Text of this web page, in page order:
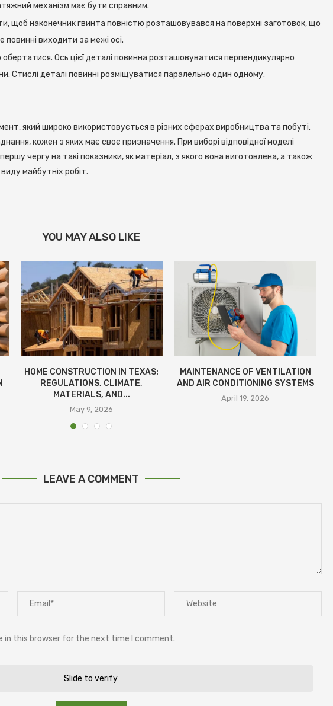
механізм має бути справним.
щоб наконечник гвинта повністю розташовувався на поверхні заготовок, що
повинні виходити за межі осі.
обертатися. Ось цієї деталі повинна розташовуватися перпендикулярно
Стислі деталі повинні розміщуватися паралельно один одному.
який широко використовується в різних сферах виробництва та побуті.
кожен з яких має своє призначення. При виборі відповідної моделі
чергу на такі показники, як матеріал, з якого вона виготовлена, а також
майбутніх робіт.
YOU MAY ALSO LIKE
HOME CONSTRUCTION IN TEXAS:
REGULATIONS, CLIMATE,
MATERIALS, AND...
May 9, 2026
MAINTENANCE OF VENTILATION
AND AIR CONDITIONING SYSTEMS
April 19, 2026
LEAVE A COMMENT
in this browser for the next time I comment.
Slide to verify